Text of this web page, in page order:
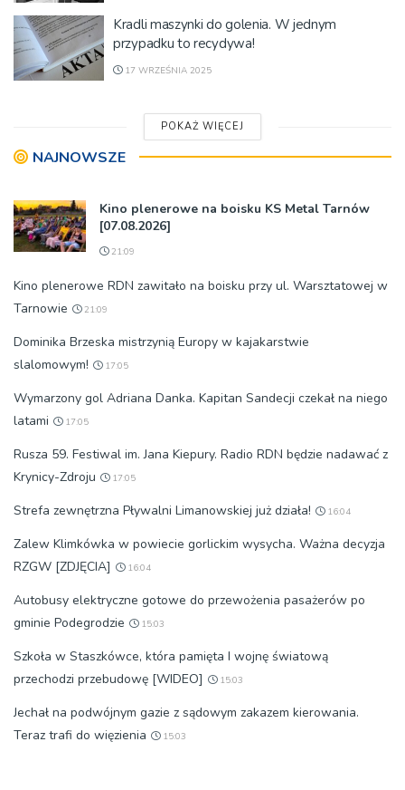
Kradli maszynki do golenia. W jednym
przypadku to recydywa!
17 WRZEŚNIA 2025
POKAŻ WIĘCEJ
NAJNOWSZE
Kino plenerowe na boisku KS Metal Tarnów
[07.08.2026]
21:09
Kino plenerowe RDN zawitało na boisku przy ul. Warsztatowej w
Tarnowie
21:09
Dominika Brzeska mistrzynią Europy w kajakarstwie
slalomowym!
17:05
Wymarzony gol Adriana Danka. Kapitan Sandecji czekał na niego
latami
17:05
Rusza 59. Festiwal im. Jana Kiepury. Radio RDN będzie nadawać z
Krynicy-Zdroju
17:05
Strefa zewnętrzna Pływalni Limanowskiej już działa! 16:04
Zalew Klimkówka w powiecie gorlickim wysycha. Ważna decyzja
RZGW [ZDJĘCIA]
16:04
Autobusy elektryczne gotowe do przewożenia pasażerów po
gminie Podegrodzie
15:03
Szkoła w Staszkówce, która pamięta I wojnę światową
przechodzi przebudowę [WIDEO]
15:03
Jechał na podwójnym gazie z sądowym zakazem kierowania.
Teraz trafi do więzienia
15:03